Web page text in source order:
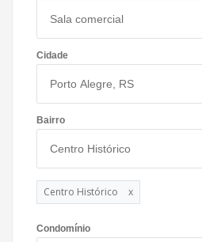
Cidade
Bairro
Centro Histórico x
Condomínio